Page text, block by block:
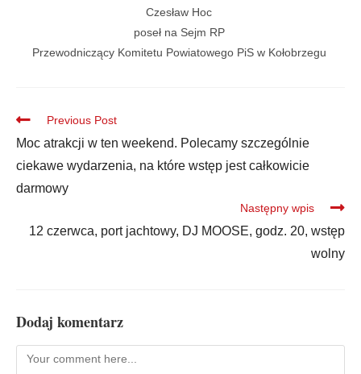
Czesław Hoc
poseł na Sejm RP
Przewodniczący Komitetu Powiatowego PiS w Kołobrzegu
Previous Post
Moc atrakcji w ten weekend. Polecamy szczególnie
ciekawe wydarzenia, na które wstęp jest całkowicie
darmowy
Następny wpis
12 czerwca, port jachtowy, DJ MOOSE, godz. 20, wstęp
wolny
Dodaj komentarz